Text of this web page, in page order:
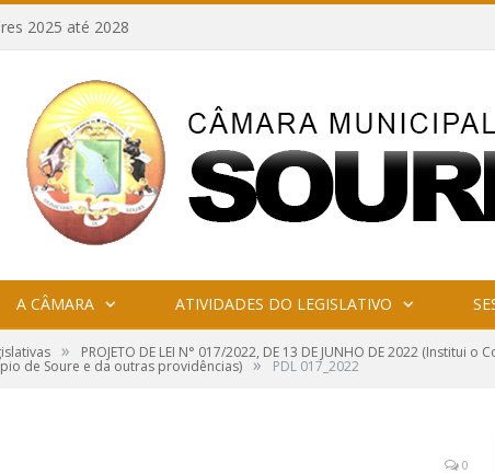
2025 até 2028
A CÂMARA ATIVIDADES DO LEGISLATIVO
» PROJETO DE LEI N° 017/2022, DE 13 DE JUNHO DE 2022 (Institui
de Soure e da outras providências) » PDL 017_2022
0